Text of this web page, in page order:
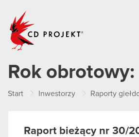
Rok obrotowy:
Start Inwestorzy Raporty
Raport bieżący nr 30/